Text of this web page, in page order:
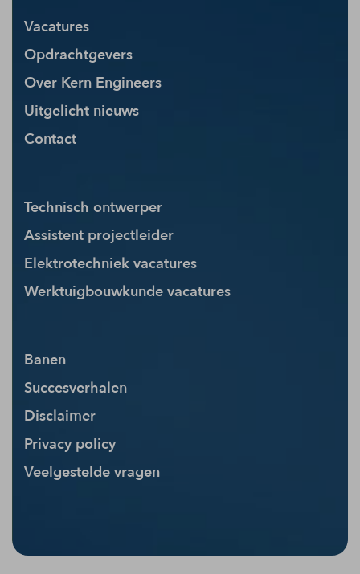
Vacatures
Opdrachtgevers
Over Kern Engineers
Uitgelicht nieuws
Contact
Technisch ontwerper
Assistent projectleider
Elektrotechniek vacatures
Werktuigbouwkunde vacatures
Banen
Succesverhalen
Disclaimer
Privacy policy
Veelgestelde vragen